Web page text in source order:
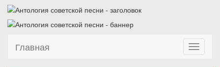
Главная